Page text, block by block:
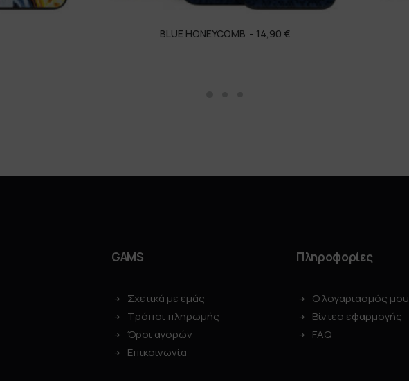
BLUE HONEYCOMB 14,90 €
GAMS
Σχετικά με εμάς
Τρόποι πληρωμής
Όροι αγορών
Επικοινωνία
Πληροφορίες
Ο λογαριασμός μου
Βίντεο εφαρμογής
FAQ